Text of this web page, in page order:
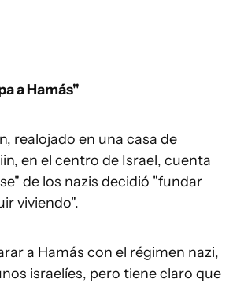
a Hamás"
realojado en una casa de
en el centro de Israel, cuenta
de los nazis decidió "fundar
viviendo".
a Hamás con el régimen nazi,
israelíes, pero tiene claro que